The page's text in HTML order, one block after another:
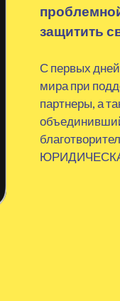
защитить
С первых
мира при
партнеры, а